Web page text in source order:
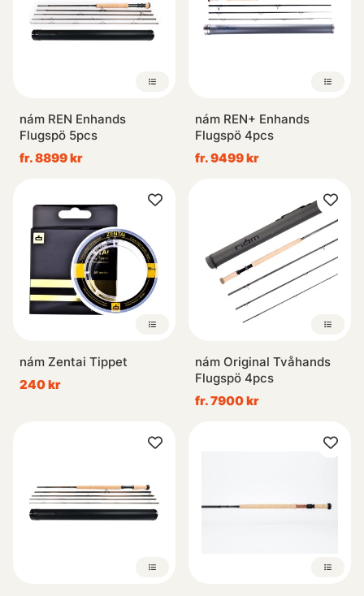
nám REN Enhands
Flugspö 5pcs
fr. 8899 kr
nám REN+ Enhands
Flugspö 4pcs
fr. 9499 kr
nám Zentai Tippet
240 kr
nám Original Tvåhands
Flugspö 4pcs
fr. 7900 kr